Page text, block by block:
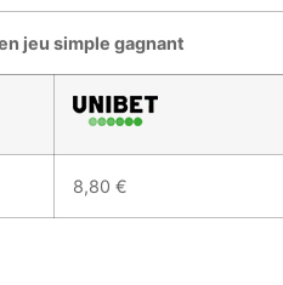
jeu simple gagnant
8,80 €